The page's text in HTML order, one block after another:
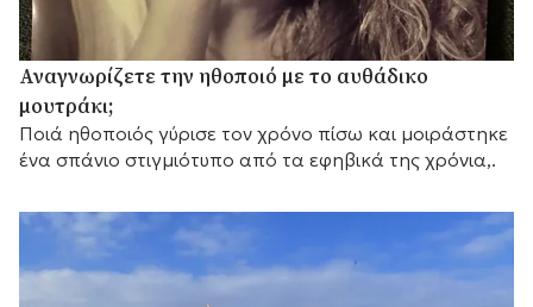
Αναγνωρίζετε την ηθοποιό με το αυθάδικο
μουτράκι;
Ποιά ηθοποιός γύρισε τον χρόνο πίσω και μοιράστηκε
ένα σπάνιο στιγμιότυπο από τα εφηβικά της χρόνια,.